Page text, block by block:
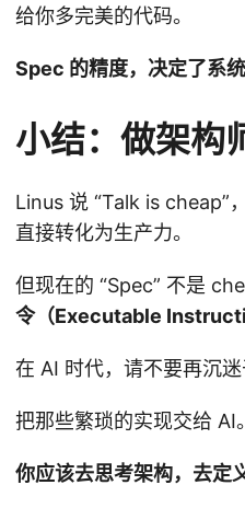
给你多完美的代码。
Spec 的精度，决定了系统
小结：做架构
Linus 说 “Talk is cheap”
直接转化为生产力。
但现在的 “Spec” 不是
令（Executable
在 AI 时代，请不要再沉迷
把那些繁琐的实现交给 AI。
你应该去思考架构，去定